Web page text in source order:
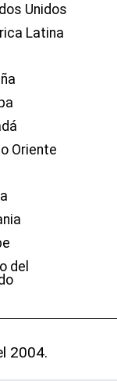
Unidos
Latina
Oriente
del
2004.